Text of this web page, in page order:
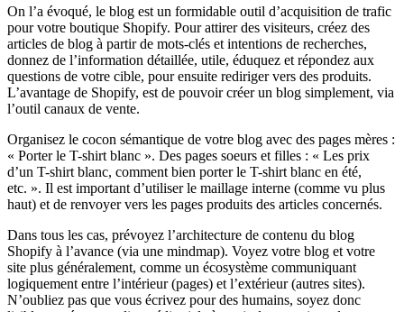
On l’a évoqué, le blog est un formidable outil d’acquisition de trafic
pour votre boutique Shopify. Pour attirer des visiteurs, créez des
articles de blog à partir de mots-clés et intentions de recherches,
donnez de l’information détaillée, utile, éduquez et répondez aux
questions de votre cible, pour ensuite rediriger vers des produits.
L’avantage de Shopify, est de pouvoir créer un blog simplement, via
l’outil canaux de vente.
Organisez le cocon sémantique de votre blog avec des pages mères :
« Porter le T-shirt blanc ». Des pages soeurs et filles : « Les prix
d’un T-shirt blanc, comment bien porter le T-shirt blanc en été,
etc. ». Il est important d’utiliser le maillage interne (comme vu plus
haut) et de renvoyer vers les pages produits des articles concernés.
Dans tous les cas, prévoyez l’architecture de contenu du blog
Shopify à l’avance (via une mindmap). Voyez votre blog et votre
site plus généralement, comme un écosystème communiquant
logiquement entre l’intérieur (pages) et l’extérieur (autres sites).
N’oubliez pas que vous écrivez pour des humains, soyez donc